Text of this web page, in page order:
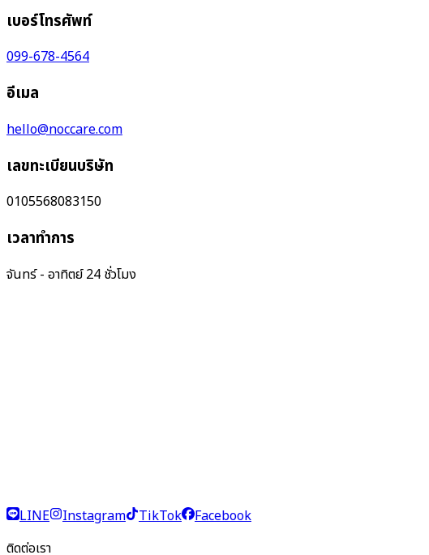
เบอร์โทรศัพท์
099-678-4564
อีเมล
hello@noccare.com
เลขทะเบียนบริษัท
0105568083150
เวลาทำการ
จันทร์ - อาทิตย์ 24 ชั่วโมง
LINE Instagram TikTok
Facebook
ติดต่อเรา